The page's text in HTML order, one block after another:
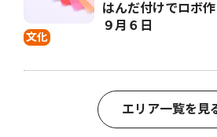
文化
はんだ付けでロボ
９月６日
エリア一覧を見